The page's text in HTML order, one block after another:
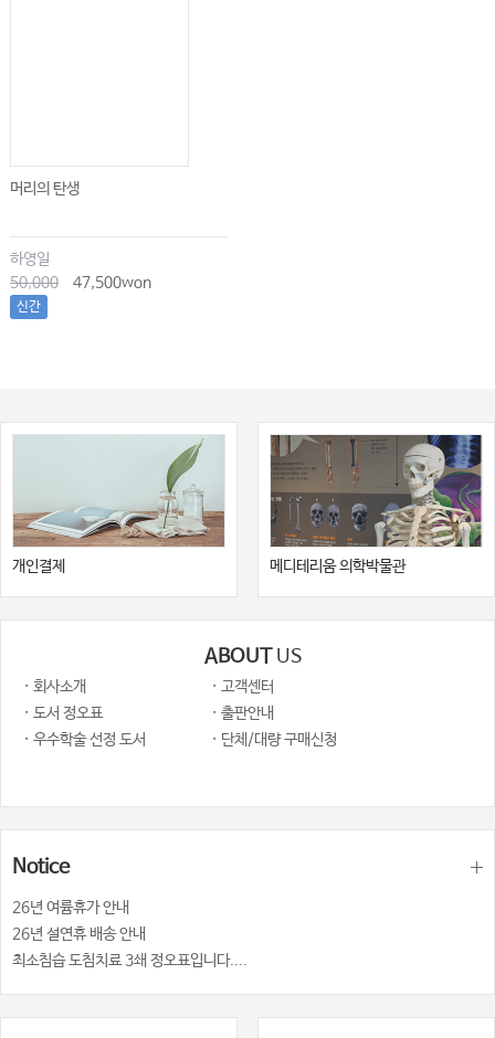
머리의 탄생
하영일
50,000
47,500won
신간
개인결제 메디테리움 의학박물관
ABOUT US
· 회사소개
· 고객센터
· 도서 정오표
· 출판안내
· 우수학술 선정 도서
· 단체/대량 구매신청
Notice
26년 여륨휴가 안내
26년 설연휴 배송 안내
최소침습 도침치료 3쇄 정오표입니다....